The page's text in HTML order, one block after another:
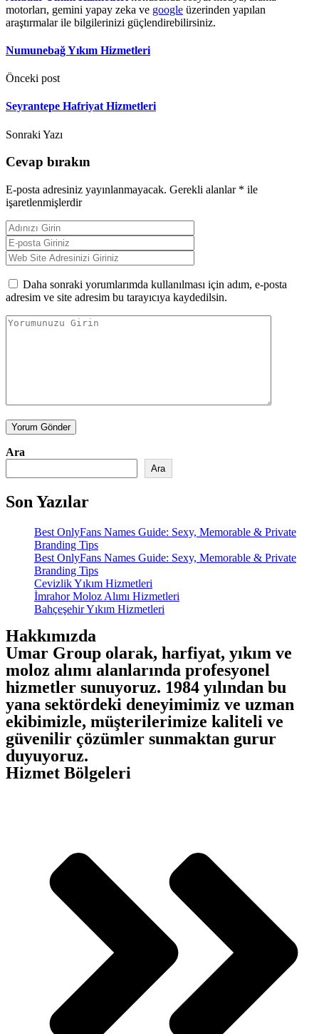
motorları, gemini yapay zeka ve google üzerinden yapılan
araştırmalar ile bilgilerinizi güçlendirebilirsiniz.
Numunebağ Yıkım Hizmetleri
Önceki post
Seyrantepe Hafriyat Hizmetleri
Sonraki Yazı
Cevap bırakın
E-posta adresiniz yayınlanmayacak. Gerekli alanlar * ile
işaretlenmişlerdir
Daha sonraki yorumlarımda kullanılması için adım, e-posta
adresim ve site adresim bu tarayıcıya kaydedilsin.
Yorum Gönder
Ara
Ara
Son Yazılar
Best OnlyFans Names Guide: Sexy, Memorable & Private
Branding Tips
Best OnlyFans Names Guide: Sexy, Memorable & Private
Branding Tips
Cevizlik Yıkım Hizmetleri
İmrahor Moloz Alımı Hizmetleri
Bahçeşehir Yıkım Hizmetleri
Hakkımızda
Umar Group olarak, harfiyat, yıkım ve
moloz alımı alanlarında profesyonel
hizmetler sunuyoruz. 1984 yılından bu
yana sektördeki deneyimimiz ve uzman
ekibimizle, müşterilerimize kaliteli ve
güvenilir çözümler sunmaktan gurur
duyuyoruz.
Hizmet Bölgeleri